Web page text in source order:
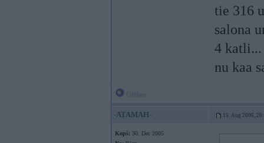
tie 316
salona
4 katli...
nu kaa
-ATAMAH- 15. Aug 2006,
Kopš: 30. Dec 2005